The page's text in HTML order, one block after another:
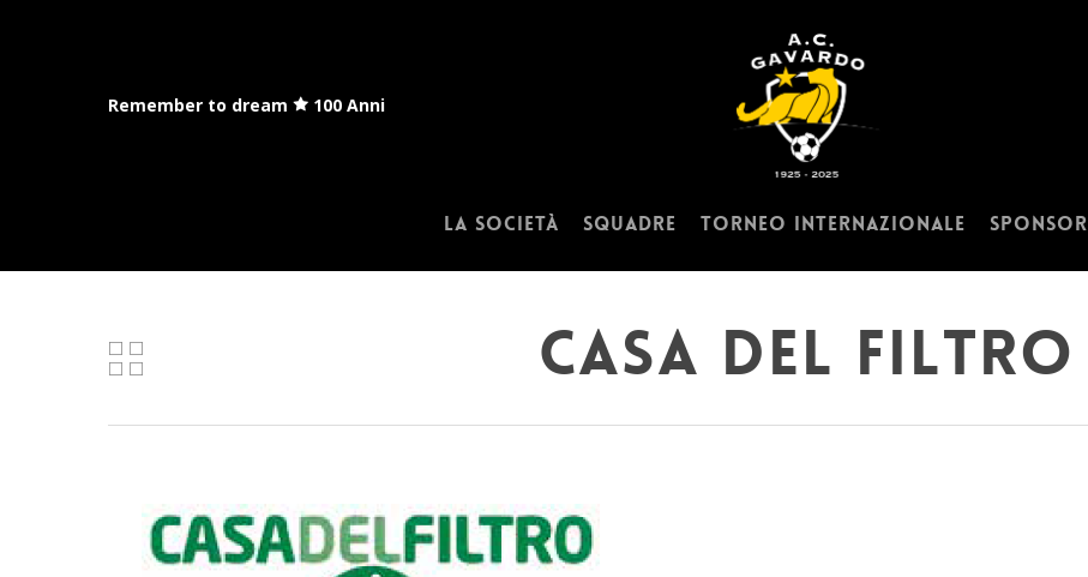
Premi invio per cercare o ESC per chiudere
Remember to dream 100 Anni
La società Squadre Torneo Internazionale Sponsor
Casa del Filtro